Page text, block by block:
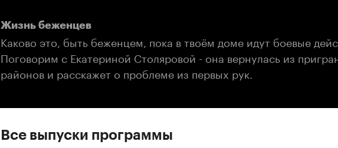
Жизнь беженцев
Каково это, быть беженцем, пока в твоём доме идут боевые
Поговорим с Екатериной Столяровой - она вернулась из
районов и расскажет о проблеме из первых рук.
Все выпуски программы